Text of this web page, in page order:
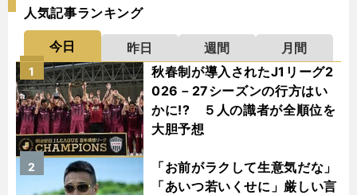
人気記事ランキング
今日 昨日 週間
月間
秋春制が導入されたJ1リーグ2
026－27シーズンの行方はい
かに!? ５人の識者が全順位を
大胆予想
1
「お前がラクして生意気だな」
「あいつ若いくせに」厳しい言
2